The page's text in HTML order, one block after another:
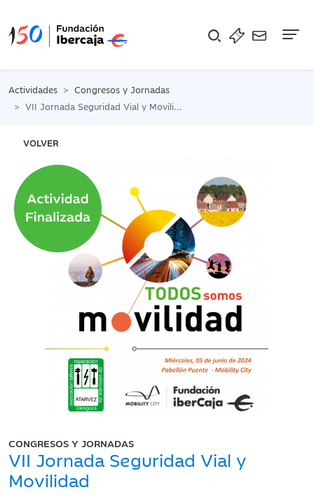
Actividades
Congresos y Jornadas
VII Jornada Seguridad Vial y Movilidad
VOLVER
CONGRESOS Y JORNADAS
VII Jornada Seguridad Vial y
Movilidad